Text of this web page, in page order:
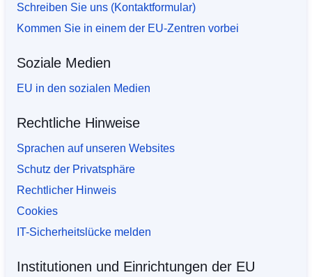
Schreiben Sie uns (Kontaktformular)
Kommen Sie in einem der EU-Zentren vorbei
Soziale Medien
EU in den sozialen Medien
Rechtliche Hinweise
Sprachen auf unseren Websites
Schutz der Privatsphäre
Rechtlicher Hinweis
Cookies
IT-Sicherheitslücke melden
Institutionen und Einrichtungen der EU